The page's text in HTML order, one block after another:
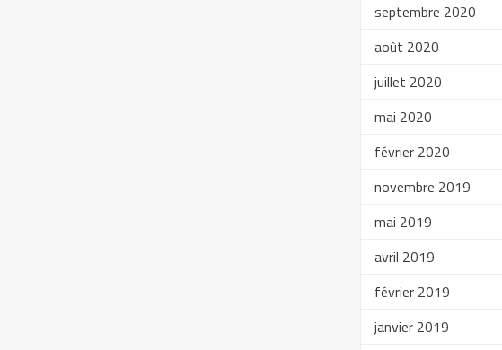
septembre 2020
août 2020
juillet 2020
mai 2020
février 2020
novembre 2019
mai 2019
avril 2019
février 2019
janvier 2019